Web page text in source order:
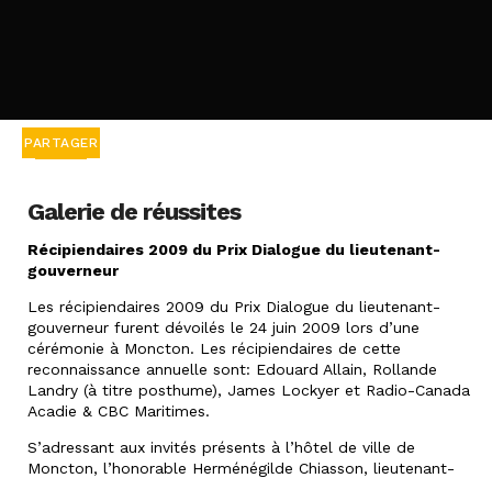
PARTAGER
Galerie de réussites
Récipiendaires 2009 du Prix Dialogue du lieutenant-
gouverneur
Les récipiendaires 2009 du Prix Dialogue du lieutenant-
gouverneur furent dévoilés le 24 juin 2009 lors d’une
cérémonie à Moncton. Les récipiendaires de cette
reconnaissance annuelle sont: Edouard Allain, Rollande
Landry (à titre posthume), James Lockyer et Radio-Canada
Acadie & CBC Maritimes.
S’adressant aux invités présents à l’hôtel de ville de
Moncton, l’honorable Herménégilde Chiasson, lieutenant-